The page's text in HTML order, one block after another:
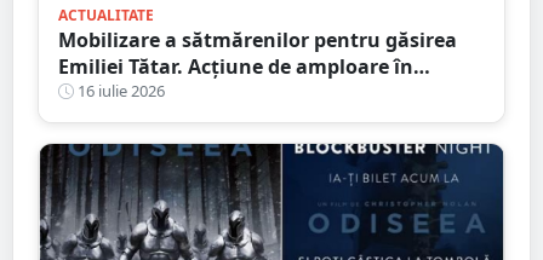
ACTUALITATE
Mobilizare a sătmărenilor pentru găsirea
Emiliei Tătar. Acțiune de amploare în
Homoroade
16 iulie 2026